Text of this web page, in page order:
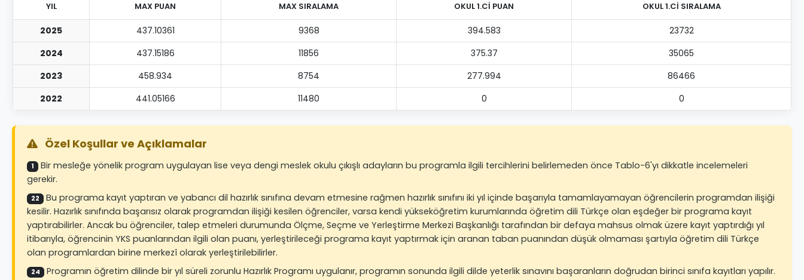
YIL MAX PUAN MAX SIRALAMA OKUL 1.Cİ PUAN OKUL 1.Cİ SIRALAMA
2025 437.10361 9368 394.583
23732
2024
437.15186 11856 375.37
35065
2023
458.934 8754 277.994
86466
2022
441.05166 11480 0 0
Özel Koşullar ve Açıklamalar
1
Bir mesleğe yönelik program uygulayan lise veya dengi meslek okulu çıkışlı adayların bu programla ilgili tercihlerini belirlemeden önce Tablo-6'yı dikkatle incelemeleri
gerekir.
22
Bu programa kayıt yaptıran ve yabancı dil hazırlık sınıfına devam etmesine rağmen hazırlık sınıfını iki yıl içinde başarıyla tamamlayamayan öğrencilerin programdan ilişiği
kesilir. Hazırlık sınıfında başarısız olarak programdan ilişiği kesilen öğrenciler, varsa kendi yükseköğretim kurumlarında öğretim dili Türkçe olan eşdeğer bir programa kayıt
yaptırabilirler. Ancak bu öğrenciler, talep etmeleri durumunda Ölçme, Seçme ve Yerleştirme Merkezi Başkanlığı tarafından bir defaya mahsus olmak üzere kayıt yaptırdığı yıl
itibarıyla, öğrencinin YKS puanlarından ilgili olan puanı, yerleştirileceği programa kayıt yaptırmak için aranan taban puanından düşük olmaması şartıyla öğretim dili Türkçe
olan programlardan birine merkezî olarak yerleştirilebilirler.
24
Programın öğretim dilinde bir yıl süreli zorunlu Hazırlık Programı uygulanır, programın sonunda ilgili dilde yeterlik sınavını başaranların doğrudan birinci sınıfa kayıtları yapılır.